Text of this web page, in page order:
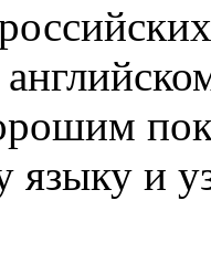
языку и